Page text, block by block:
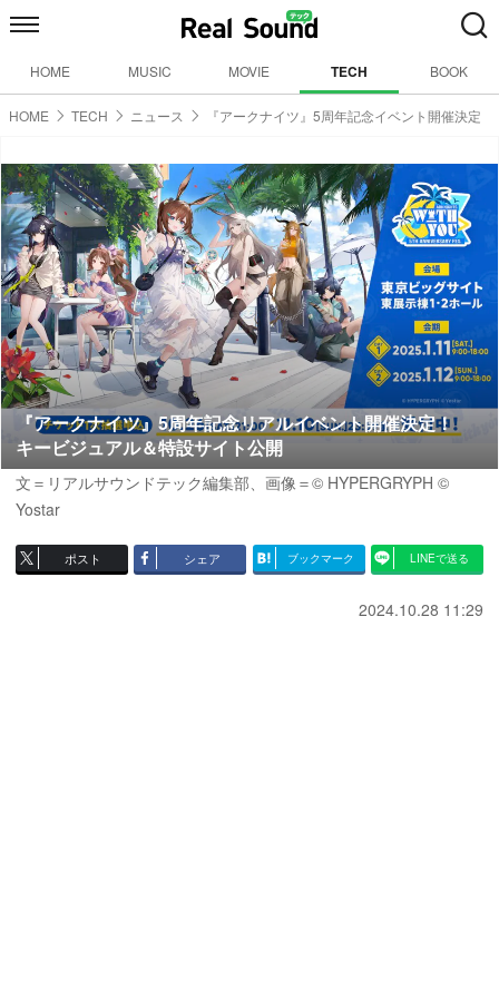
HOME MUSIC MOVIE TECH BOOK
HOME TECH ニュース 『アークナイツ』5周年記念イベント開催決定
『アークナイツ』5周年記念リアルイベント開催決定！
キービジュアル＆特設サイト公開
文＝リアルサウンドテック編集部、画像＝© HYPERGRYPH ©
Yostar
ポスト シェア ブックマーク LINEで送る
2024.10.28 11:29